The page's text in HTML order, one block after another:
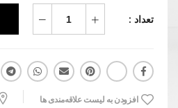
تعداد :
افزودن به لیست علاقه‌مندی ها